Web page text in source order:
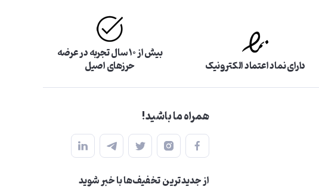
دارای نماد اعتماد الکترونیک
بیش از ۱۰ سال تجربه در عرضه
حرزهای اصیل
همراه ما باشید!
از جدید‌ترین تخفیف‌ها با‌ خبر شوید